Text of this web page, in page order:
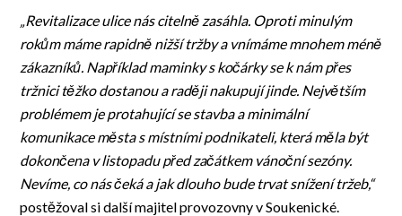
„Revitalizace ulice nás citelně zasáhla. Oproti minulým
rokům máme rapidně nižší tržby a vnímáme mnohem méně
zákazníků. Například maminky s kočárky se k nám přes
tržnici těžko dostanou a raději nakupují jinde. Největším
problémem je protahující se stavba a minimální
komunikace města s místními podnikateli, která měla být
dokončena v listopadu před začátkem vánoční sezóny.
Nevíme, co nás čeká a jak dlouho bude trvat snížení tržeb,“
postěžoval si další majitel provozovny v Soukenické.